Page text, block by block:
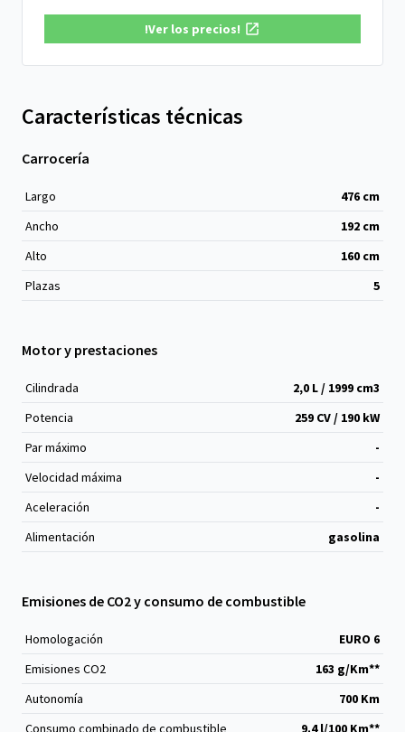
!Ver los precios!
Características técnicas
Carrocería
Largo 476 cm
Ancho
192 cm
Alto
160 cm
Plazas
5
Motor y prestaciones
Cilindrada 2,0 L / 1999 cm3
Potencia
259 CV / 190 kW
Par máximo
-
Velocidad máxima
-
Aceleración
-
Alimentación
gasolina
Emisiones de CO2 y consumo de combustible
Homologación
EURO 6
Emisiones CO2
163 g/Km**
Autonomía
700 Km
Consumo combinado de combustible
9.4 l/100 Km**